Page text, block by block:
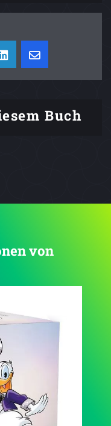
Buch
von